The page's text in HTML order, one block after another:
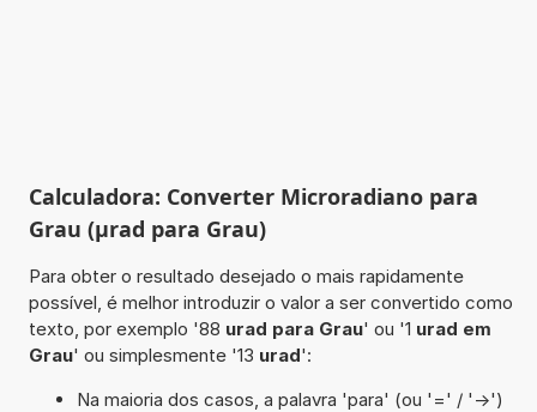
Calculadora: Converter Microradiano para
Grau (µrad para Grau)
Para obter o resultado desejado o mais rapidamente
possível, é melhor introduzir o valor a ser convertido como
texto, por exemplo '88 urad para Grau' ou '1 urad em
Grau' ou simplesmente '13 urad':
Na maioria dos casos, a palavra 'para' (ou '=' / '->')